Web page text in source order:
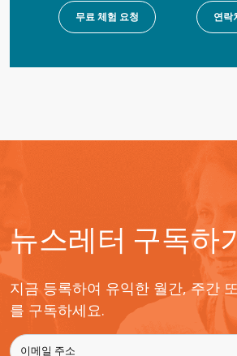
무료 체험 요청 연락
뉴스레터 구독하
지금 등록하여 유익한 월간, 주간
를 구독하세요.